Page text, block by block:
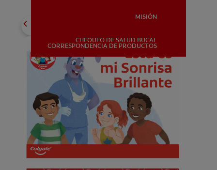
CHEQUEO DE SALUD BUCAL
CORRESPONDENCIA DE PRODUCTOS
PARA PROFESIONALES
MISIÓN
CHEQUEO DE SALUD BUCAL
CORRESPONDENCIA DE PRODUCTOS